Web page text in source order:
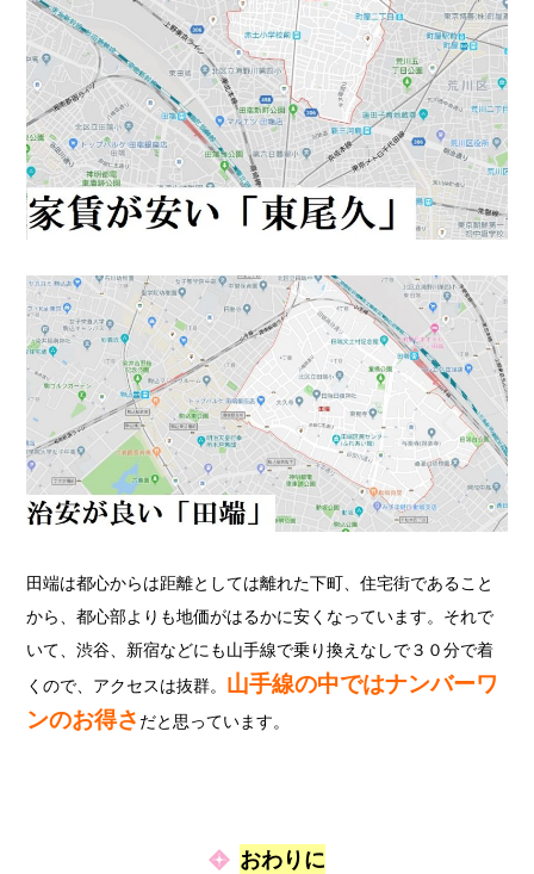
田端は都心からは距離としては離れた下町、住宅街であること
から、都心部よりも地価がはるかに安くなっています。それで
いて、渋谷、新宿などにも山手線で乗り換えなしで３０分で着
くので、アクセスは抜群。 山手線の中ではナンバーワ
ンのお得さ だと思っています。
おわりに